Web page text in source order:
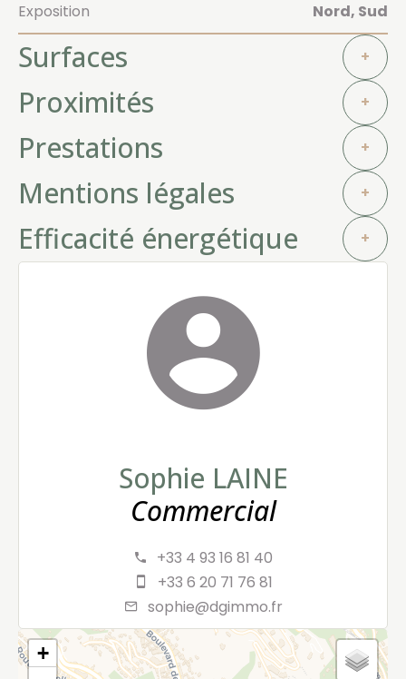
Exposition Nord, Sud
Surfaces +
Proximités +
Prestations +
Mentions légales +
Efficacité énergétique +
Sophie LAINE
Commercial
+33 4 93 16 81 40
+33 6 20 71 76 81
sophie@dgimmo.fr
+